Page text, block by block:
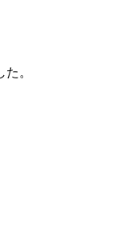
。